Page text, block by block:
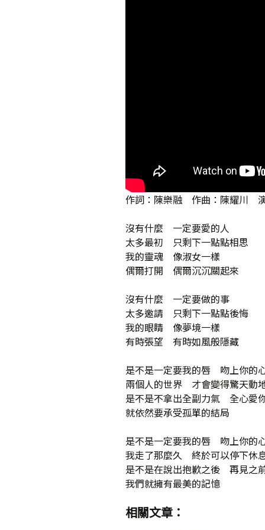
作詞：陳樂融 作曲：陳耀川
沒有什麼 一定要愛的人
太多最初 只剩下一點點相思
我的靈魂 像淑女一樣
偶爾打開 偶爾沉沉關起來
沒有什麼 一定要做的事
太多邀請 只剩下一點點後悔
我的眼睛 像夢境一樣
有時張望 有時如風般隱藏
是不是一定要我的唇 吻上你的
兩個人的世界 才會變得驚天動
是不是不拿出全副力氣 全心愛
就依然要承受孤單的結局
是不是一定要我的唇 吻上你的
我走了那麼久 終於可以停下休
是不是在說出抱歉之後 再見之
我們就擁有最美的記憶
相關文章：